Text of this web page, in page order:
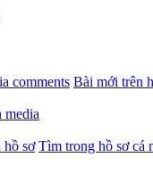
comments Bài mới trên
media
hồ sơ Tìm trong hồ sơ cá